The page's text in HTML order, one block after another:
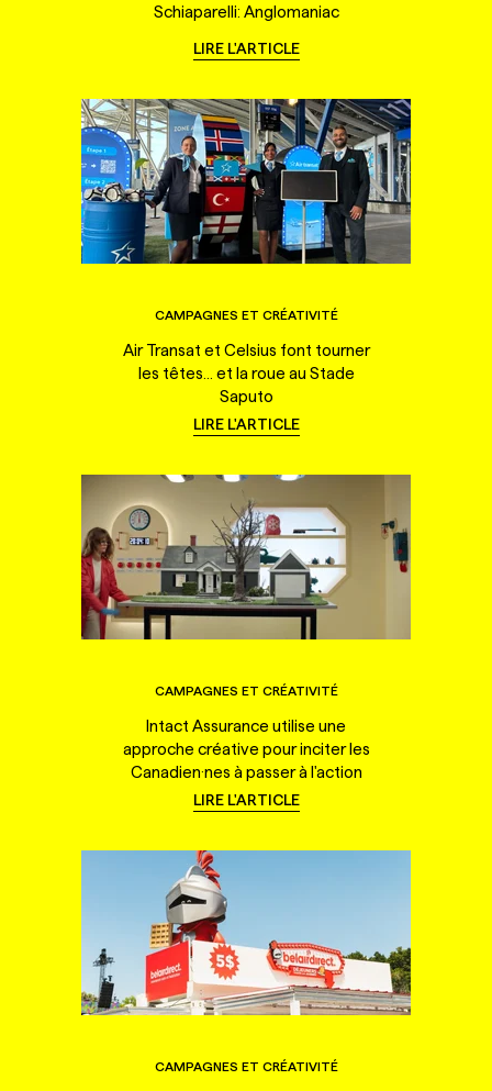
Schiaparelli: Anglomaniac
LIRE L'ARTICLE
CAMPAGNES ET CRÉATIVITÉ
Air Transat et Celsius font tourner
les têtes... et la roue au Stade
Saputo
LIRE L'ARTICLE
CAMPAGNES ET CRÉATIVITÉ
Intact Assurance utilise une
approche créative pour inciter les
Canadien·nes à passer à l'action
LIRE L'ARTICLE
CAMPAGNES ET CRÉATIVITÉ